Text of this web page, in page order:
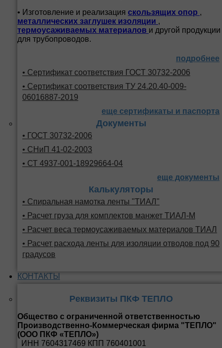
• Изготовление и реализация скользящих опор ,
металлических заглушек изоляции ,
термоусаживаемых материалов и другой продукции
для трубопроводов.
подробнее
• Сертификат соответствия ГОСТ 30732-2006
• Сертификат соответствия ТУ 24.20.40-009-
06016887-2019
еще сертификаты и паспорта
Документы
• ГОСТ 30732-2006
• СНиП 41-02-2003
• СТ 4937-001-18929664-04
еще документы
Калькуляторы
• Спиральная намотка ленты "ТИАЛ"
• Расчет груза для комплектов манжет ТИАЛ-М
• Расчет веса термоусаживаемых материалов ТИАЛ
• Расчет расхода ленты для изоляции отводов под 90
градусов
КОНТАКТЫ
Реквизиты ПКФ ТЕПЛО
Общество с ограниченной ответственностью
Производственно-Коммерческая фирма "ТЕПЛО"
(ООО ПКФ «ТЕПЛО»)
ИНН 7604317469 КПП 760401001